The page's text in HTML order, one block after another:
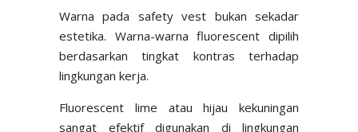
Warna pada safety vest bukan sekadar
estetika. Warna-warna fluorescent dipilih
berdasarkan tingkat kontras terhadap
lingkungan kerja.
Fluorescent lime atau hijau kekuningan
sangat efektif digunakan di lingkungan